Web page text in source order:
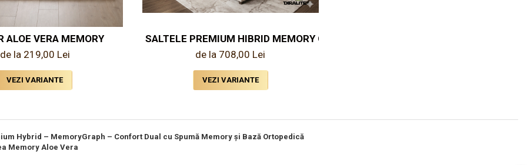
ALOE VERA MEMORY
de la 219,00 Lei
VEZI VARIANTE
SALTELE PREMIUM HIBRID MEMORY GRAPH
de la 708,00 Lei
VEZI VARIANTE
Hybrid – MemoryGraph – Confort Dual cu Spumă Memory și Bază Ortopedică
Memory Aloe Vera